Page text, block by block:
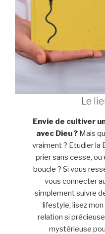
Le
Envie de cultiver
avec Dieu ? Mais
vraiment ? Etudier la
prier sans cesse, ou
boucle ? Si vous
vous connecter
simplement suivre
lifestyle, lisez
relation si
mystérieuse